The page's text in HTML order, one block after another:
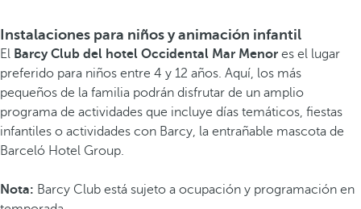
Instalaciones para niños y animación infantil
El Barcy Club del hotel Occidental Mar Menor es el lugar
preferido para niños entre 4 y 12 años. Aquí, los más
pequeños de la familia podrán disfrutar de un amplio
programa de actividades que incluye días temáticos, fiestas
infantiles o actividades con Barcy, la entrañable mascota de
Barceló Hotel Group.
Nota: Barcy Club está sujeto a ocupación y programación en